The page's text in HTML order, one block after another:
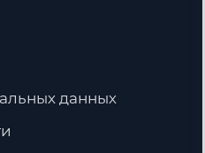
данных